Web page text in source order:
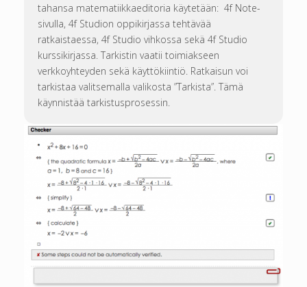
tahansa matematiikkaeditoria käytetään: 4f Note-
sivulla, 4f Studion oppikirjassa tehtävää
ratkaistaessa, 4f Studio vihkossa sekä 4f Studio
kurssikirjassa. Tarkistin vaatii toimiakseen
verkkoyhteyden sekä käyttökiintiö. Ratkaisun voi
tarkistaa valitsemalla valikosta ”Tarkista”. Tämä
käynnistää tarkistusprosessin.